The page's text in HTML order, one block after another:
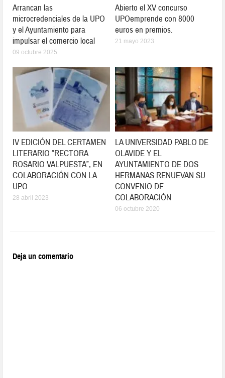
Arrancan las
microcredenciales de la UPO
y el Ayuntamiento para
impulsar el comercio local
09 octubre 2025
Abierto el XV concurso
UPOemprende con 8000
euros en premios.
21 mayo 2023
IV EDICIÓN DEL CERTAMEN
LITERARIO “RECTORA
ROSARIO VALPUESTA”, EN
COLABORACIÓN CON LA
UPO
28 abril 2023
LA UNIVERSIDAD PABLO DE
OLAVIDE Y EL
AYUNTAMIENTO DE DOS
HERMANAS RENUEVAN SU
CONVENIO DE
COLABORACIÓN
06 octubre 2020
Deja un comentario